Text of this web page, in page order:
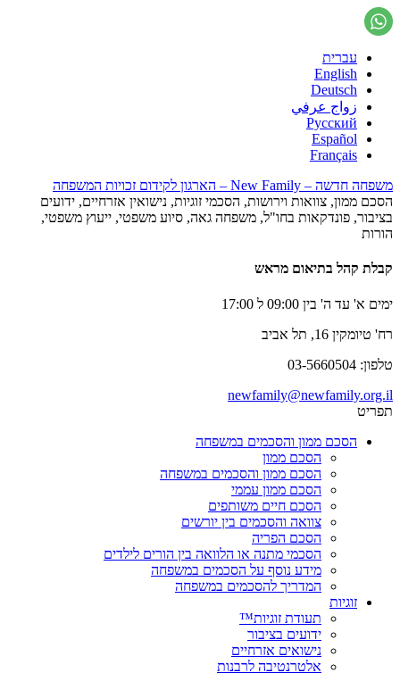
עברית
English
Deutsch
زواج عرفي
Русский
Español
Français
משפחה חדשה – New Family – הארגון לקידום זכויות המשפחה
הסכם ממון, צוואות וירושות, הסכמי זוגיות, נישואין אזרחיים, ידועים
בציבור, פונדקאות בחו"ל, משפחה גאה, סיוע משפטי, ייעוץ משפטי,
הורות
קבלת קהל בתיאום מראש
ימים א' עד ה' בין 09:00 ל 17:00
רח' טיומקין 16, תל אביב
טלפון: 03-5660504
newfamily@newfamily.org.il
תפריט
הסכם ממון והסכמים במשפחה
הסכם ממון
הסכם ממון והסכמים במשפחה
הסכם ממון עממי
הסכם חיים משותפים
צוואה והסכמים בין יורשים
הסכם הפריה
הסכמי מתנה או הלוואה בין הורים לילדים
מידע נוסף על הסכמים במשפחה
המדריך להסכמים במשפחה
זוגיות
תעודת זוגיות™
ידועים בציבור
נישואים אזרחיים
אלטרנטיבה לרבנות